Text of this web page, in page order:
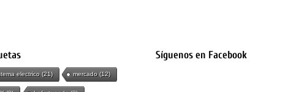
electrico(21) mercado(12)
Síguenos en Facebook